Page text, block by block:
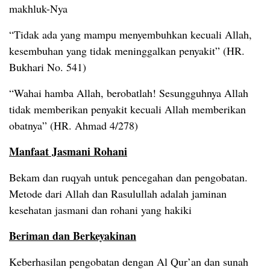
makhluk-Nya
“Tidak ada yang mampu menyembuhkan kecuali Allah,
kesembuhan yang tidak meninggalkan penyakit” (HR.
Bukhari No. 541)
“Wahai hamba Allah, berobatlah! Sesungguhnya Allah
tidak memberikan penyakit kecuali Allah memberikan
obatnya” (HR. Ahmad 4/278)
Manfaat Jasmani Rohani
Bekam dan ruqyah untuk pencegahan dan pengobatan.
Metode dari Allah dan Rasulullah adalah jaminan
kesehatan jasmani dan rohani yang hakiki
Beriman dan Berkeyakinan
Keberhasilan pengobatan dengan Al Qur’an dan sunah